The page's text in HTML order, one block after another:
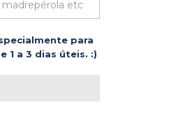
para
1 a 3 dias úteis. :)